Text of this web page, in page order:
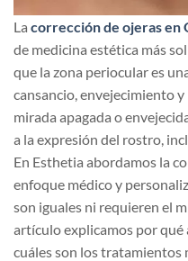
La corrección de ojeras en
de medicina estética más
que la zona periocular es
cansancio, envejecimiento
mirada apagada o
a la expresión del rostro,
En Esthetia abordamos la
enfoque médico y
son iguales ni requieren el
artículo explicamos por qué
cuáles son los tratamientos